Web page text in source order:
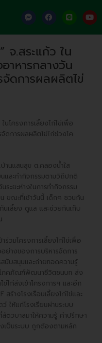
F
a
e
o
o
k
-
m
e
g
e
r
F
a
e
o
o
k
L
i
e
Y
o
u
t
จ.สระแก้ว ใน
าหารกลางวัน
ดการผลผลิตไข่
โครงการเลี้ยงไก่ไข่เพื่อ
ดการผลผลิตไข่ไก่ช่วงโค
านแสนสุข ต.คลองน้ำใส
และทำกิจกรรมตามวิถีปกติ
ระยะห่างในการทำกิจกรรม
ขณะที่เช้าวันนี้ เด็กๆ ชวนกัน
นเลี้ยง ดูแล และช่วยกันเก็บ
ร่วมโครงการเลี้ยงไก่ไข่เพื่อ
ย่างของการบริหารจัดการ
นับสนุนและถ่ายทอดความรู้
โภคภัณฑ์พัฒนาชีวิตชนบท ส่ง
ข่ไก่ส่งเข้าโครงการฯ และอีก
ร้างโรงเรือนเลี้ยงไก่ไข่และ
ให้แก่โรงเรียนผ่านระบบ
ตวบาลมาให้ความรู้ คำปรึกษา
งเป็นระบบ ถูกต้องตามหลัก